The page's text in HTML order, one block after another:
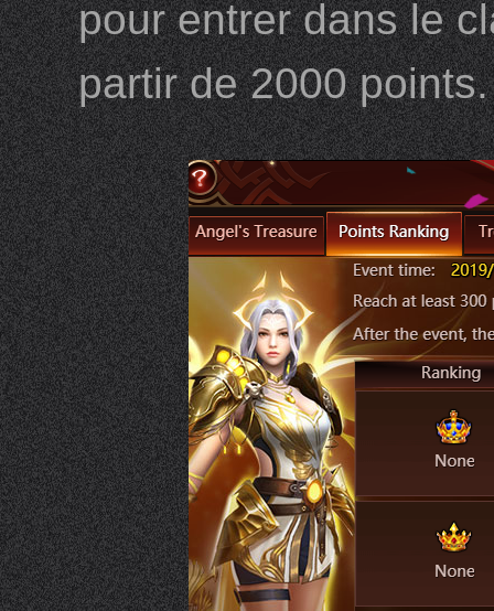
pour entrer dans le
partir de 2000 points.